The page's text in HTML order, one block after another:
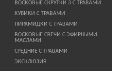
ВОСКОВЫЕ СКРУТКИ 3 С ТРАВАМИ
КУБИКИ С ТРАВАМИ
ПИРАМИДКИ С ТРАВАМИ
ВОСКОВЫЕ СВЕЧИ С ЭФИРНЫМИ
МАСЛАМИ
СРЕДНИЕ С ТРАВАМИ
ЭКСКЛЮЗИВ